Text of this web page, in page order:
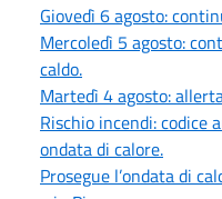
Giovedì 6 agosto:
Mercoledì 5 agosto:
caldo.
Martedì 4 agosto:
Rischio incendi: codice
ondata di calore.
Prosegue l’ondata di